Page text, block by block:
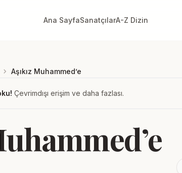
Ana SayfaSanatçılarA-Z Dizin
chevron_right Aşıkız Muhammed’e
Çevrimdışı erişim ve daha fazlası.